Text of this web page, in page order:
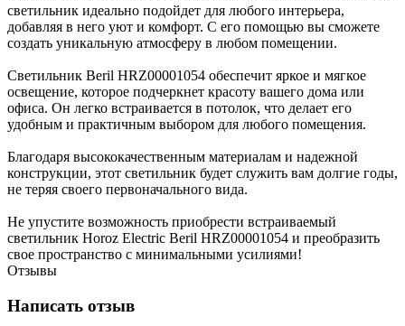
светильник идеально подойдет для любого интерьера,
добавляя в него уют и комфорт. С его помощью вы сможете
создать уникальную атмосферу в любом помещении.
Светильник Beril HRZ00001054 обеспечит яркое и мягкое
освещение, которое подчеркнет красоту вашего дома или
офиса. Он легко встраивается в потолок, что делает его
удобным и практичным выбором для любого помещения.
Благодаря высококачественным материалам и надежной
конструкции, этот светильник будет служить вам долгие годы,
не теряя своего первоначального вида.
Не упустите возможность приобрести встраиваемый
светильник Horoz Electric Beril HRZ00001054 и преобразить
свое пространство с минимальными усилиями!
Отзывы
Написать отзыв